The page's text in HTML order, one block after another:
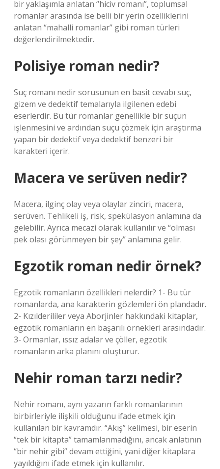
bir yaklaşımla anlatan “hiciv romanı”, toplumsal
romanlar arasında ise belli bir yerin özelliklerini
anlatan “mahalli romanlar” gibi roman türleri
değerlendirilmektedir.
Polisiye roman nedir?
Suç romanı nedir sorusunun en basit cevabı suç,
gizem ve dedektif temalarıyla ilgilenen edebi
eserlerdir. Bu tür romanlar genellikle bir suçun
işlenmesini ve ardından suçu çözmek için araştırma
yapan bir dedektif veya dedektif benzeri bir
karakteri içerir.
Macera ve serüven nedir?
Macera, ilginç olay veya olaylar zinciri, macera,
serüven. Tehlikeli iş, risk, spekülasyon anlamına da
gelebilir. Ayrıca mecazi olarak kullanılır ve “olması
pek olası görünmeyen bir şey” anlamına gelir.
Egzotik roman nedir örnek?
Egzotik romanların özellikleri nelerdir? 1- Bu tür
romanlarda, ana karakterin gözlemleri ön plandadır.
2- Kızılderililer veya Aborjinler hakkındaki kitaplar,
egzotik romanların en başarılı örnekleri arasındadır.
3- Ormanlar, ıssız adalar ve çöller, egzotik
romanların arka planını oluşturur.
Nehir roman tarzı nedir?
Nehir romanı, aynı yazarın farklı romanlarının
birbirleriyle ilişkili olduğunu ifade etmek için
kullanılan bir kavramdır. “Akış” kelimesi, bir eserin
“tek bir kitapta” tamamlanmadığını, ancak anlatının
“bir nehir gibi” devam ettiğini, yani diğer kitaplara
yayıldığını ifade etmek için kullanılır.